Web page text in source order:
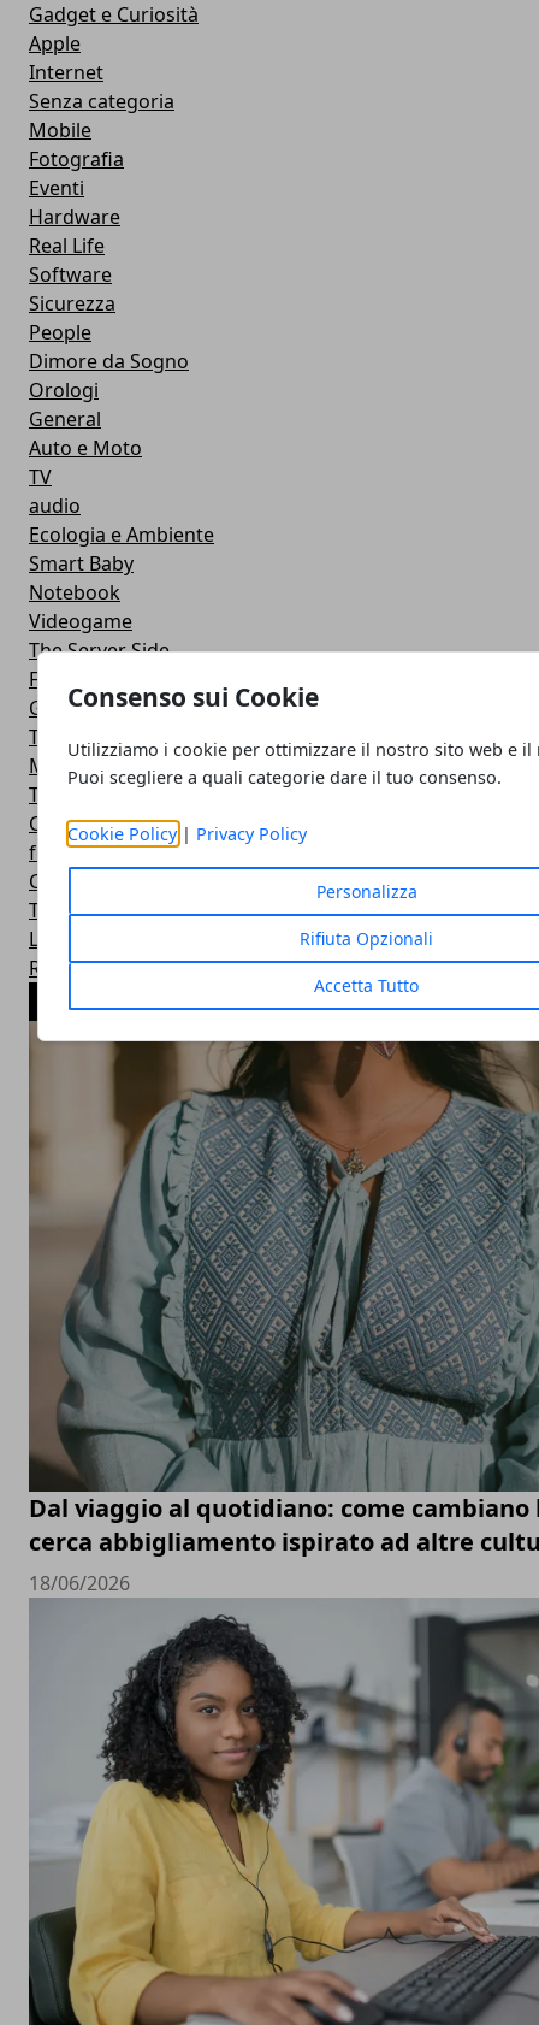
Consenso sui Cookie
Utilizziamo i cookie per ottimizzare il nostro sito web e il
Puoi scegliere a quali categorie dare il tuo consenso.
Cookie Policy| Privacy Policy
Personalizza
Rifiuta Opzionali
Accetta Tutto
Gadget e Curiosità
Apple
Internet
Senza categoria
Mobile
Fotografia
Eventi
Hardware
Real Life
Software
Sicurezza
People
Dimore da Sogno
Orologi
General
Auto e Moto
TV
audio
Ecologia e Ambiente
Smart Baby
Notebook
Videogame
The Server Side
Facebook
Google
Trasporti
Microsoft
Twitter
Cucina
featured
Cinema e Fumetti
Top Ten
Linux
Real Kitchen
Dal viaggio al quotidiano: come cambiano
cerca abbigliamento ispirato ad altre
18/06/2026